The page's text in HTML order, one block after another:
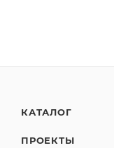
КАТАЛОГ
ПРОЕКТЫ